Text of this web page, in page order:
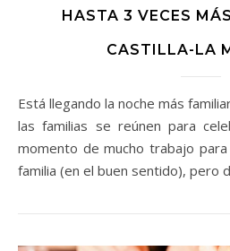
HASTA 3 VECES
CASTILLA-LA
Está llegando la noche más familiar del año, en la que todas
las familias se reúnen para
momento de mucho trabajo
familia (en el buen sentido), pero